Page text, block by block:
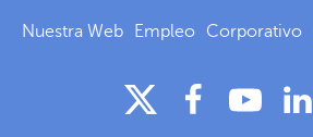
Nuestra Web Empleo Corporativo